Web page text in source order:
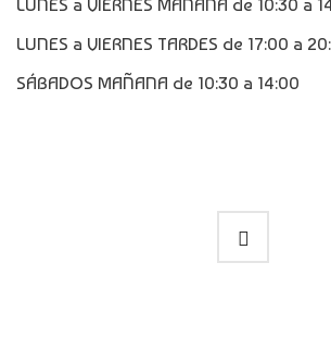
LUNES a VIERNES TARDES de 17:00 a
SÁBADOS MAÑANA de 10:30 a 14:00